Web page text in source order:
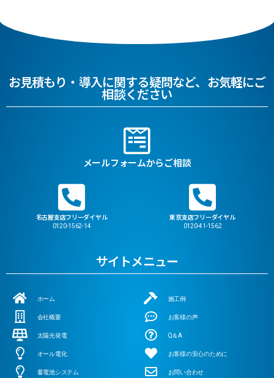
お見積もり・導入に関する疑問など、お気軽にご
相談ください
メールフォームからご相談
名古屋支店フリーダイヤル
0120-1562-14
東京支店フリーダイヤル
0120-41-1562
サイトメニュー
ホーム
会社概要
太陽光発電
オール電化
蓄電池システム
施工例
お客様の声
Q＆A
お客様の安心のために
お問い合わせ